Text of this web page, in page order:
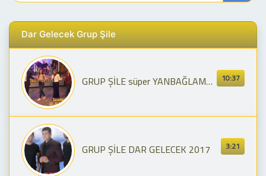
Dar Gelecek Grup Şile
10:37
GRUP ŞİLE süper YANBAĞLAMA( Dar Gelecek / wora ZALIM wora
3:21
GRUP ŞİLE DAR GELECEK 2017